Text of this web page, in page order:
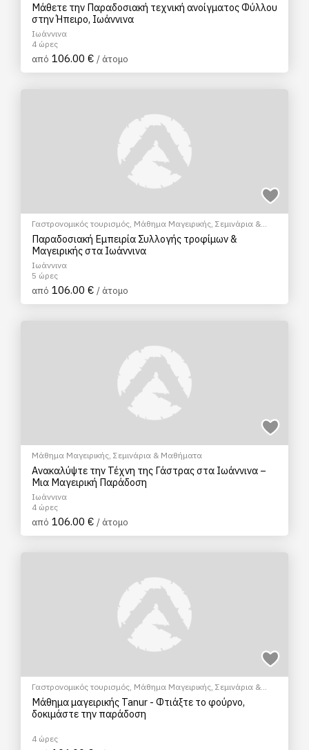
Μάθετε την Παραδοσιακή τεχνική ανοίγματος Φύλλου
στην Ήπειρο, Ιωάννινα
Ιωάννινα
4 ώρες
από 106.00 € / άτομο
Γαστρονομικός τουρισμός, Μάθημα Μαγειρικής, Σεμινάρια &
Μαθήματα
Παραδοσιακή Εμπειρία Συλλογής τροφίμων &
Μαγειρικής στα Ιωάννινα
Ιωάννινα
5 ώρες
από 106.00 € / άτομο
Μάθημα Μαγειρικής, Σεμινάρια & Μαθήματα
Ανακαλύψτε την Τέχνη της Γάστρας στα Ιωάννινα –
Μια Μαγειρική Παράδοση
Ιωάννινα
4 ώρες
από 106.00 € / άτομο
Γαστρονομικός τουρισμός, Μάθημα Μαγειρικής, Σεμινάρια &
Μαθήματα
Μάθημα μαγειρικής Tanur - Φτιάξτε το φούρνο,
δοκιμάστε την παράδοση
4 ώρες